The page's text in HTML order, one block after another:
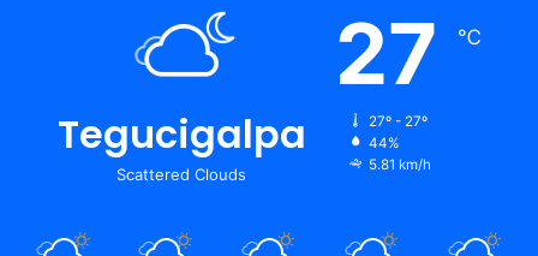
Tegucigalpa
Scattered Clouds
27 ℃
27º - 27º
44%
5.81 km/h